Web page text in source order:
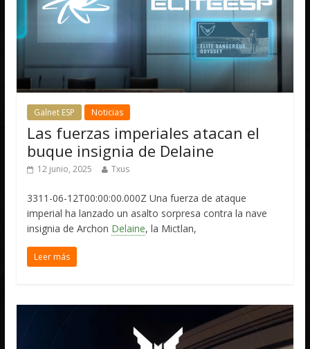
Galnet ESP Noticias
Las fuerzas imperiales atacan el
buque insignia de Delaine
12 junio, 2025 Txus
3311-06-12T00:00:00.000Z Una fuerza de ataque
imperial ha lanzado un asalto sorpresa contra la nave
insignia de Archon Delaine, la Mictlan,
Leer más